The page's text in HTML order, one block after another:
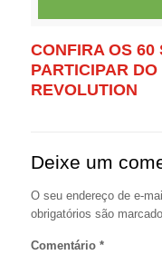
CONFIRA OS 60
PARTICIPAR
REVOLUTION
Deixe um
O seu endereço de e-
obrigatórios são
Comentário *